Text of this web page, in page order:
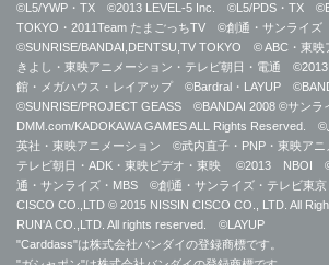
©L5/YWP・TX ©2013 LEVEL-5 Inc. ©L5/PDS・TX
TOKYO・2011Team たまごっちTV ©創通・サンライズ
©SUNRISE/BANDAI,DENTSU,TV TOKYO © ABC・東
きよし・東映アニメーション・テレビ朝日・電通
館・メガハウス・レイアップ ©Bardral・LAYUP
©SUNRISE/PROJECT GEASS ©BANDAI 2008 ©サン
DMM.com/KADOKAWA GAMES ALL Rights Reserved.
英社・東映アニメーション ©武内直子・PNP・東映ア
テレビ朝日・ADK・東映ビデオ・東映 ©2013 NBOI
通・サンライズ・MBS ©創通・サンライズ・テレビ
CISCO CO.,LTD © 2015 NISSIN CISCO CO., LTD. All
RUN'A CO.,LTD. All rights reserved. ©LAYUP
"Carddass"は株式会社バンダイの登録商標です。